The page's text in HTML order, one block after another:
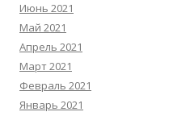
Июнь 2021
Май 2021
Апрель 2021
Март 2021
Февраль 2021
Январь 2021